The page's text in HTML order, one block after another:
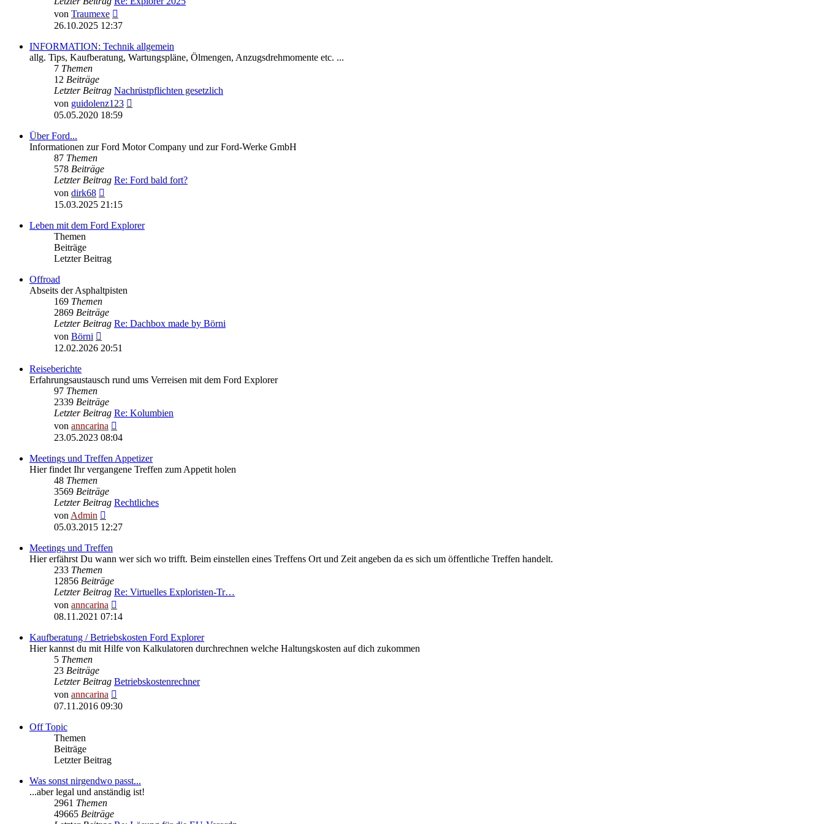
von Traumexe
Beitrag
26.10.2025 12:37
INFORMATION: Technik allgemein
allg. Tips, Kaufberatung, Wartungspläne, Ölmengen, Anzugsdrehmomente etc. ...
7 Themen
12 Beiträge
Letzter Beitrag Nachrüstpflichten gesetzlich
von guidolenz123
05.05.2020 18:59
Über Ford...
Informationen zur Ford Motor Company und zur Ford-Werke GmbH
87 Themen
578 Beiträge
Letzter Beitrag Re: Ford bald fort?
von dirk68
Beitrag
15.03.2025 21:15
Leben mit dem Ford Explorer
Themen
Beiträge
Letzter Beitrag
Offroad
Abseits der Asphaltpisten
169 Themen
2869 Beiträge
Letzter Beitrag Re: Dachbox made by Börni
von Börni
Beitrag
12.02.2026 20:51
Reiseberichte
Erfahrungsaustausch rund ums Verreisen mit dem Ford Explorer
97 Themen
2339 Beiträge
Letzter Beitrag Re: Kolumbien
von anncarina
Beitrag
23.05.2023 08:04
Meetings und Treffen Appetizer
Hier findet Ihr vergangene Treffen zum Appetit holen
48 Themen
3569 Beiträge
Letzter Beitrag Rechtliches
vonAdmin
Beitrag
05.03.2015 12:27
Meetings und Treffen
Hier erfährst Du wann wer sich wo trifft. Beim einstellen eines Treffens Ort und Zeit angeben da es sich um öffentliche Treffen handelt.
233 Themen
12856 Beiträge
Letzter Beitrag Re: Virtuelles Exploristen-Tr…
von anncarina
Beitrag
08.11.2021 07:14
Kaufberatung / Betriebskosten Ford Explorer
Hier kannst du mit Hilfe von Kalkulatoren durchrechnen welche Haltungskosten auf dich zukommen
5 Themen
23 Beiträge
Letzter Beitrag Betriebskostenrechner
von anncarina
Beitrag
07.11.2016 09:30
Off Topic
Themen
Beiträge
Letzter Beitrag
Was sonst nirgendwo passt...
...aber legal und anständig ist!
2961 Themen
49665 Beiträge